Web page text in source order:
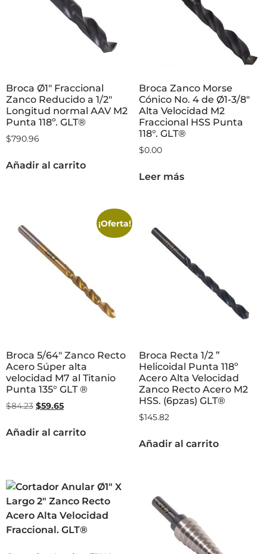
Broca Ø1″ Fraccional
Zanco Reducido a 1/2″
Longitud normal AAV M2
Punta 118º. GLT®
$790.96
Añadir al carrito
Broca Zanco Morse
Cónico No. 4 de Ø1-3/8″
Alta Velocidad M2
Fraccional HSS Punta
118°. GLT®
$0.00
Leer más
¡Oferta!
Broca 5/64″ Zanco Recto
Acero Súper alta
velocidad M7 al Titanio
Punta 135° GLT ®
$84.23 $59.65
Añadir al carrito
Broca Recta 1/2 ”
Helicoidal Punta 118º
Acero Alta Velocidad
Zanco Recto Acero M2
HSS. (6pzas) GLT®
$145.82
Añadir al carrito